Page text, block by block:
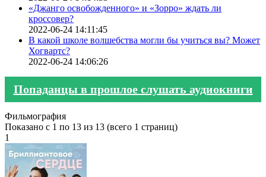
«Джанго освобожденного» и «Зорро» ждать ли
кроссовер?
2022-06-24 14:11:45
В какой школе волшебства могли бы учиться вы? Может
Хогвартс?
2022-06-24 14:06:26
Попаданцы в прошлое слушать аудиокниги
Фильмография
Показано с 1 по 13 из 13 (всего 1 страниц)
1